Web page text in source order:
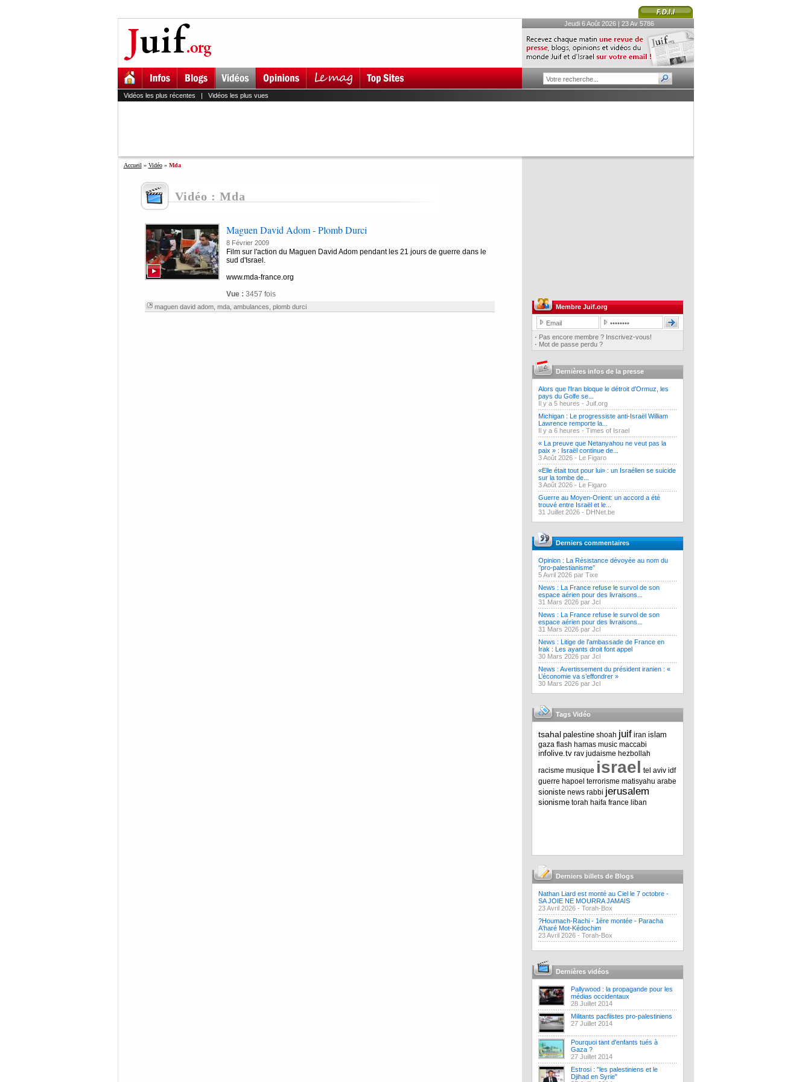
Jeudi 6 Août 2026 | 23 Av 5786
Vidéos les plus récentes | Vidéos les plus vues
Accueil » Vidéo» Mda
Vidéo : Mda
Maguen David Adom - Plomb Durci
8 Février 2009
Film sur l'action du Maguen David Adom pendant les 21 jours de guerre dans le
sud d'Israel.
www.mda-france.org
Vue : 3457 fois
maguen david adom, mda, ambulances plomb durci Membre Juif.org
· Pas encore membre ? Inscrivez-vous!
· Mot de passe perdu ?
Dernières infos de la presse
Alors que l'Iran bloque le détroit d'Ormuz, les
pays du Golfe se...
Il y a 5 heures - Juif.org
Michigan : Le progressiste anti-Israël William
Lawrence remporte la...
Il y a 6 heures - Times of Israel
« La preuve que Netanyahou ne veut pas la
paix » : Israël continue de...
3 Août 2026 - Le Figaro
«Elle était tout pour lui» : un Israélien se suicide
sur la tombe de...
3 Août 2026 - Le Figaro
Guerre au Moyen-Orient: un accord a été
trouvé entre Israël et le...
31 Juillet 2026 - DHNet.be
Derniers commentaires
Opinion : La Résistance dévoyée au nom du
‘’pro-palestianisme’’
5 Avril 2026 par Tixe
News : La France refuse le survol de son
espace aérien pour des livraisons...
31 Mars 2026 par Jcl
News : La France refuse le survol de son
espace aérien pour des livraisons...
31 Mars 2026 par Jcl
News : Litige de l’ambassade de France en
Irak : Les ayants droit font appel
30 Mars 2026 par Jcl
News : Avertissement du président iranien : «
L’économie va s’effondrer »
30 Mars 2026 par Jcl
Tags Vidéo
tsahal palestine shoah juif iran islam
gaza flash hamas music maccabi
infolive.tv rav judaisme hezbollah
racisme musique israel tel aviv idf
guerre hapoel terrorisme matisyahu arabe
sioniste news rabbi jerusalem
sionisme torah haifa france liban
Derniers billets de Blogs
Nathan Liard est monté au Ciel le 7 octobre -
SA JOIE NE MOURRA JAMAIS
23 Avril 2026 - Torah-Box
?Houmach-Rachi - 1ère montée - Paracha
A'haré Mot-Kédochim
23 Avril 2026 - Torah-Box
Dernières vidéos
Pallywood : la propagande pour les
médias occidentaux
28 Juillet 2014
Militants pacfiistes pro-palestiniens
27 Juillet 2014
Pourquoi tant d'enfants tués à
Gaza ?
27 Juillet 2014
Estrosi : "les palestiniens et le
Djihad en Syrie"